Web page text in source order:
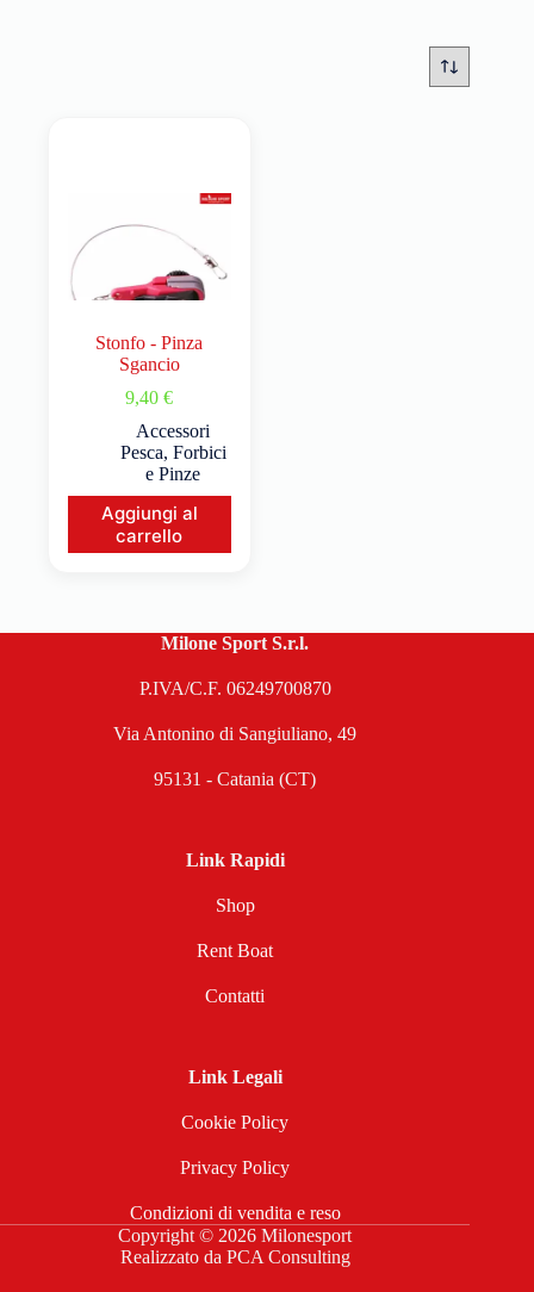
Stonfo - Pinza
Sgancio
9,40€
Accessori
Pesca, Forbici
e Pinze
Aggiungi al
carrello
Milone Sport S.r.l.
P.IVA/C.F. 06249700870
Via Antonino di Sangiuliano, 49
95131 - Catania (CT)
Link Rapidi
Shop
Rent Boat
Contatti
Link Legali
Cookie Policy
Privacy Policy
Condizioni di vendita e reso
Copyright © 2026 Milonesport
Realizzato da PCA Consulting